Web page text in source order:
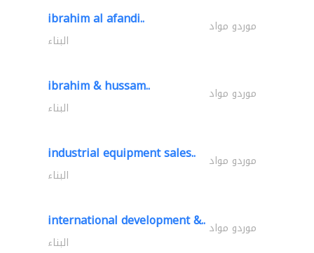
ibrahim al afandi.. موردو مواد
البناء
ibrahim & hussam.. موردو مواد
البناء
industrial equipment sales.. موردو مواد
البناء
international development &.. موردو مواد
البناء